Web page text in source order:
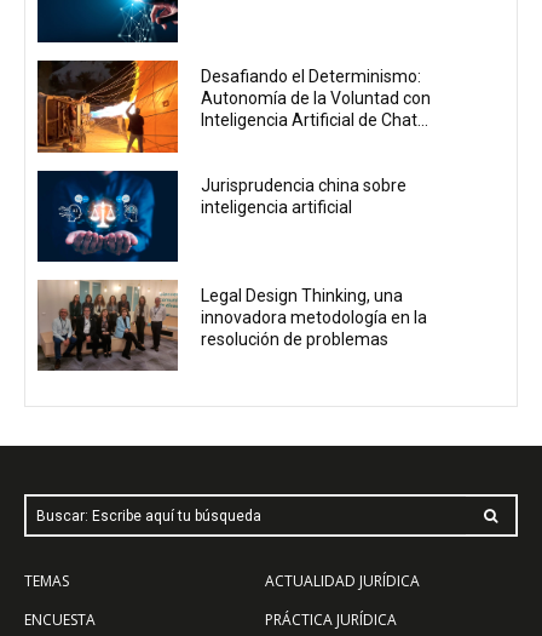
Desafiando el Determinismo:
Autonomía de la Voluntad con
Inteligencia Artificial de Chat...
Jurisprudencia china sobre
inteligencia artificial
Legal Design Thinking, una
innovadora metodología en la
resolución de problemas
Buscar: Escribe aquí tu búsqueda
TEMAS
ENCUESTA
ACTUALIDAD JURÍDICA
PRÁCTICA JURÍDICA